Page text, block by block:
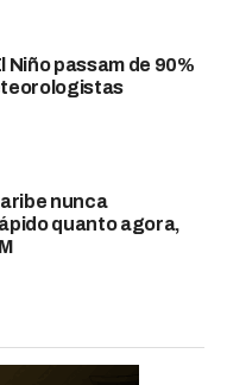
Niño passam de 90%
nunca
quanto agora,